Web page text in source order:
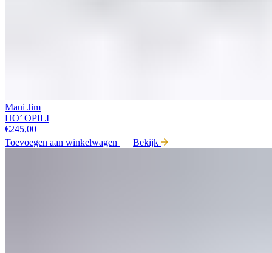
Maui Jim
HO’ OPILI
€245,00
Toevoegen aan winkelwagen
Bekijk